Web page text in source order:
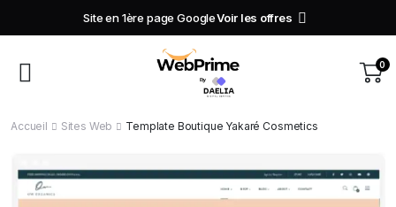
Site en 1ère page GoogleVoir les offres
0
Accueil Sites Web Template Boutique Yakaré Cosmetics